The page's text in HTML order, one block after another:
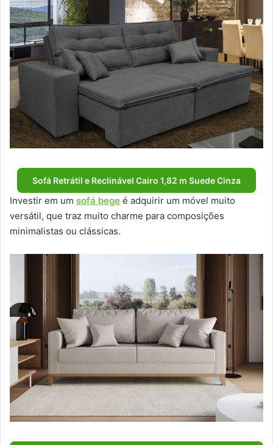
Sofá Retrátil e Reclinável Cairo 1,82 m Suede Cinza
Investir em um sofá bege é adquirir um móvel muito
versátil, que traz muito charme para composições
minimalistas ou clássicas.